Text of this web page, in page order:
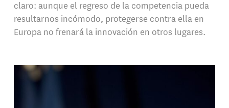
claro: aunque el regreso de la competencia pueda
resultarnos incómodo, protegerse contra ella en
Europa no frenará la innovación en otros lugares.